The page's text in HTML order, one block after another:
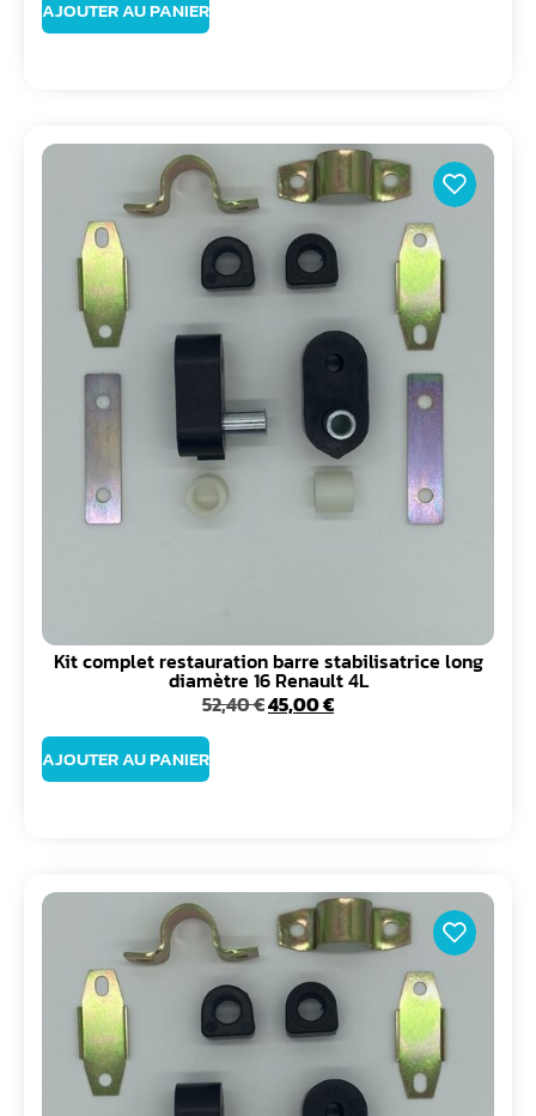
AJOUTER AU PANIER
Kit complet restauration barre stabilisatrice long
diamètre 16 Renault 4L
52,40€45,00€
AJOUTER AU PANIER